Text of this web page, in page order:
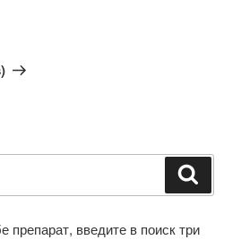
препарат, введите в поиск три